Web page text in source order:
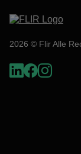
2026 © Flir Alle